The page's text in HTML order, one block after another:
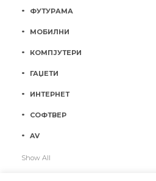
ФУТУРАМА
МОБИЛНИ
КОМПЈУТЕРИ
ГАЏЕТИ
ИНТЕРНЕТ
СОФТВЕР
AV
Show All